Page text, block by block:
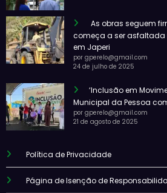
As obras seguem
começa a ser asfaltada
em Japeri
por gperelo@gmail.com
24 de julho de 2025
‘Inclusão em
Municipal da Pessoa
por gperelo@gmail.com
21 de agosto de 2025
Política de Privacidade
Página de Isenção de